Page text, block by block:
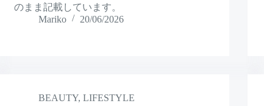
のまま記載しています。
Mariko
20/06/2026
BEAUTY,LIFESTYLE